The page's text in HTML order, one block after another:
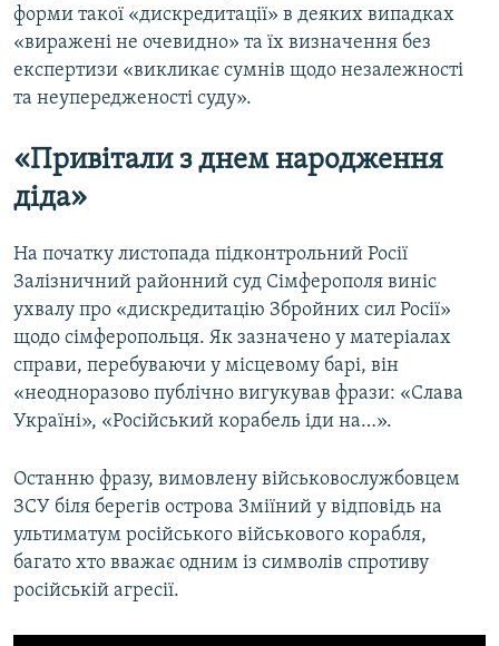
форми такої «дискредитації» в деяких випадках
«виражені не очевидно» та їх визначення без
експертизи «викликає сумнів щодо незалежності
та неупередженості суду».
«Привітали з днем народження
діда»
На початку листопада підконтрольний Росії
Залізничний районний суд Сімферополя виніс
ухвалу про «дискредитацію Збройних сил Росії»
щодо сімферопольця. Як зазначено у матеріалах
справи, перебуваючи у місцевому барі, він
«неодноразово публічно вигукував фрази: «Слава
Україні», «Російський корабель іди на…».
Останню фразу, вимовлену військовослужбовцем
ЗСУ біля берегів острова Зміїний у відповідь на
ультиматум російського військового корабля,
багато хто вважає одним із символів спротиву
російській агресії.